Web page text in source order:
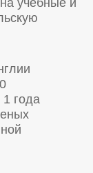
учебные и
года